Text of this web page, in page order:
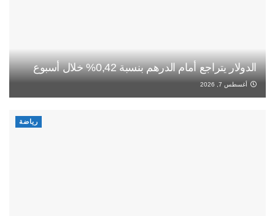
الدولار يتراجع أمام الدرهم بنسبة 0,42% خلال أسبوع
أغسطس 7, 2026
رياضة